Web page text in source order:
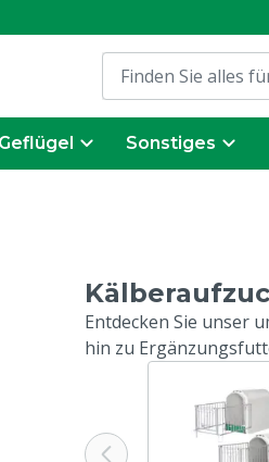
Geflügel Sonstiges
Entdecken Sie unser
hin zu